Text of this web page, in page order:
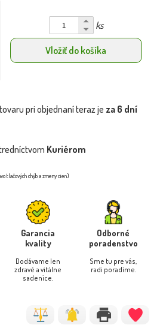
ks
Vložiť do košíka
pri objednaní teraz je za 6 dní
Kuriérom
tlačových chýb a zmeny cien)
Garancia
kvality
Dodávame len
zdravé a vitálne
sadenice.
Odborné
poradenstvo
Sme tu pre vás,
radi poradíme.